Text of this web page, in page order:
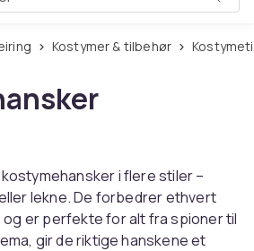
Kostymer & tilbehør
i flere stiler –
lekne. De forbedrer ethvert
er perfekte for alt fra spioner til
gir de riktige hanskene et